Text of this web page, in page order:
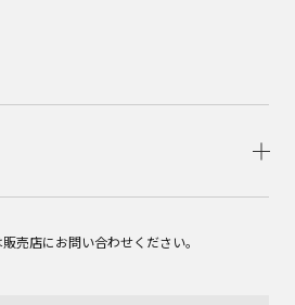
売店にお問い合わせください。